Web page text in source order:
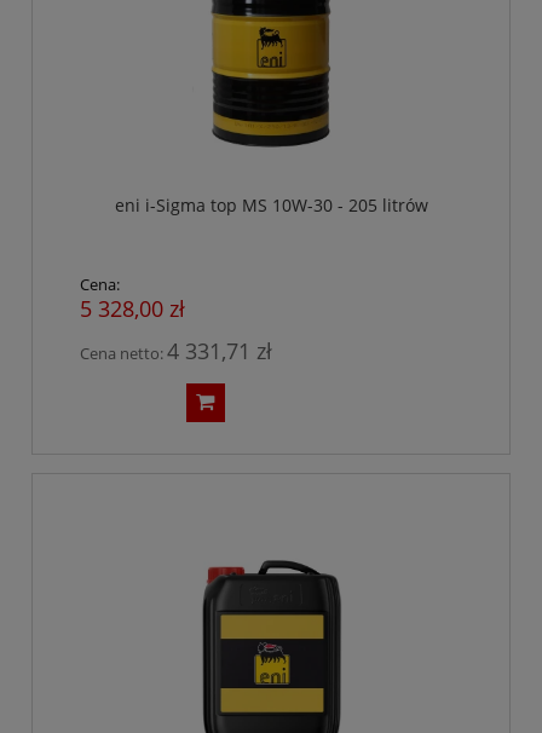
eni i-Sigma top MS 10W-30 - 205 litrów
Cena:
5 328,00 zł
Cena netto:4 331,71 zł